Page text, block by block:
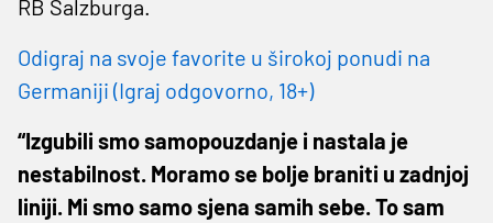
RB Salzburga.
Odigraj na svoje favorite u širokoj ponudi na
Germaniji (Igraj odgovorno, 18+)
“Izgubili smo samopouzdanje i nastala je
nestabilnost. Moramo se bolje braniti u zadnjoj
liniji. Mi smo samo sjena samih sebe. To sam